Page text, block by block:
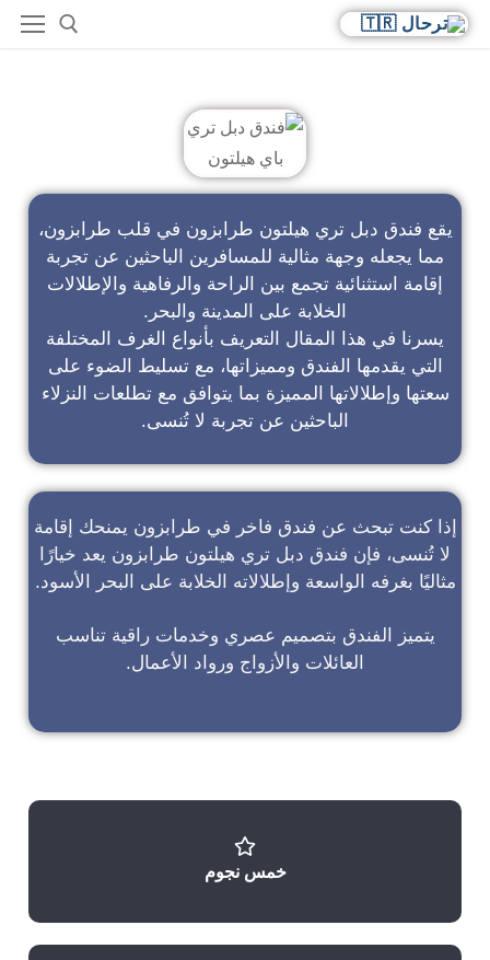
يقع فندق دبل تري هيلتون طرابزون في قلب طرابزون،
مما يجعله وجهة مثالية للمسافرين الباحثين عن تجربة
إقامة استثنائية تجمع بين الراحة والرفاهية والإطلالات
الخلابة على المدينة والبحر.
يسرنا في هذا المقال التعريف بأنواع الغرف المختلفة
التي يقدمها الفندق ومميزاتها، مع تسليط الضوء على
سعتها وإطلالاتها المميزة بما يتوافق مع تطلعات النزلاء
الباحثين عن تجربة لا تُنسى.
إذا كنت تبحث عن فندق فاخر في طرابزون يمنحك إقامة
لا تُنسى، فإن فندق دبل تري هيلتون طرابزون يعد خيارًا
مثاليًا بغرفه الواسعة وإطلالاته الخلابة على البحر الأسود.
يتميز الفندق بتصميم عصري وخدمات راقية تناسب
العائلات والأزواج ورواد الأعمال.
خمس نجوم